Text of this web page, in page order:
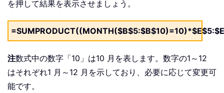
を押して結果を表示させましょう。
注数式中の数字「10」は10 月を表します。数字の1～12
はそれぞれ1 月～12 月を示しており、必要に応じて変更可
能です。